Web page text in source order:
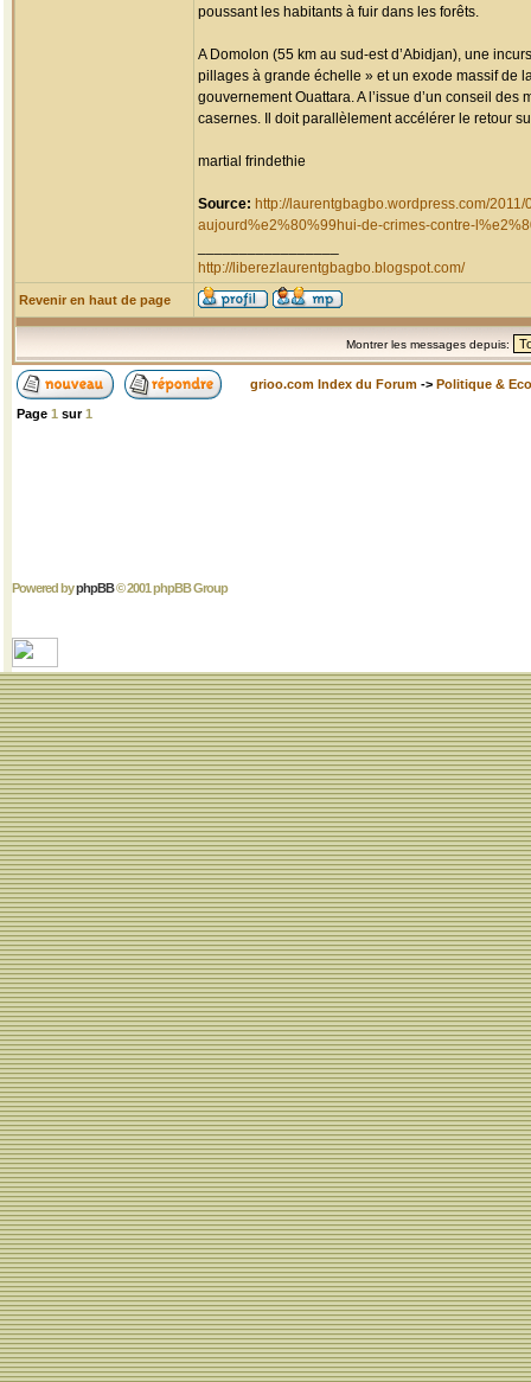
poussant les habitants à fuir dans les forêts.
A Domolon (55 km au sud-est d’Abidjan), une
pillages à grande échelle » et un exode massif de
gouvernement Ouattara. A l’issue d’un conseil
casernes. Il doit parallèlement accélérer le retour
martial frindethie
Source: http://laurentgbagbo.wordpress.com/
aujourd%e2%80%99hui-de-crimes-contre-
http://liberezlaurentgbagbo.blogspot.com/
Revenir en haut de page
Montrer les messages depuis:
grioo.com Index du Forum -> Politique &
Page 1 sur1
Powered byphpBB© 2001 phpBB Group